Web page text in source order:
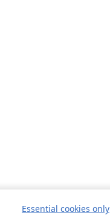
Essential cookies only